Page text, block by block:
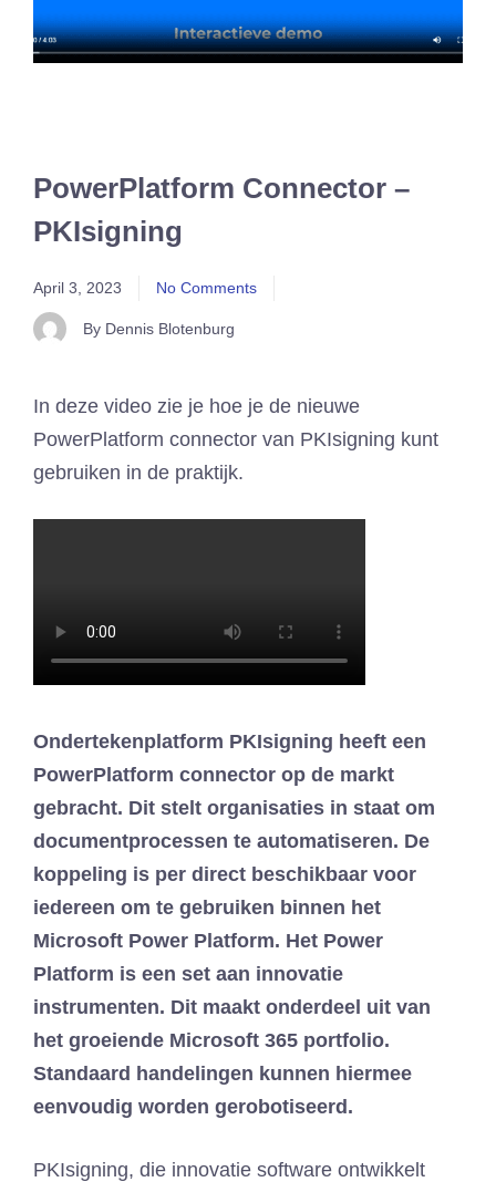
PowerPlatform Connector –
PKIsigning
April 3, 2023 No Comments
By Dennis Blotenburg
In deze video zie je hoe je de nieuwe
PowerPlatform connector van PKIsigning kunt
gebruiken in de praktijk.
Ondertekenplatform PKIsigning heeft een
PowerPlatform connector op de markt
gebracht. Dit stelt organisaties in staat om
documentprocessen te automatiseren. De
koppeling is per direct beschikbaar voor
iedereen om te gebruiken binnen het
Microsoft Power Platform. Het Power
Platform is een set aan innovatie
instrumenten. Dit maakt onderdeel uit van
het groeiende Microsoft 365 portfolio.
Standaard handelingen kunnen hiermee
eenvoudig worden gerobotiseerd.
PKIsigning, die innovatie software ontwikkelt